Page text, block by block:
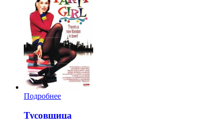
Подробнее
Тусовщица